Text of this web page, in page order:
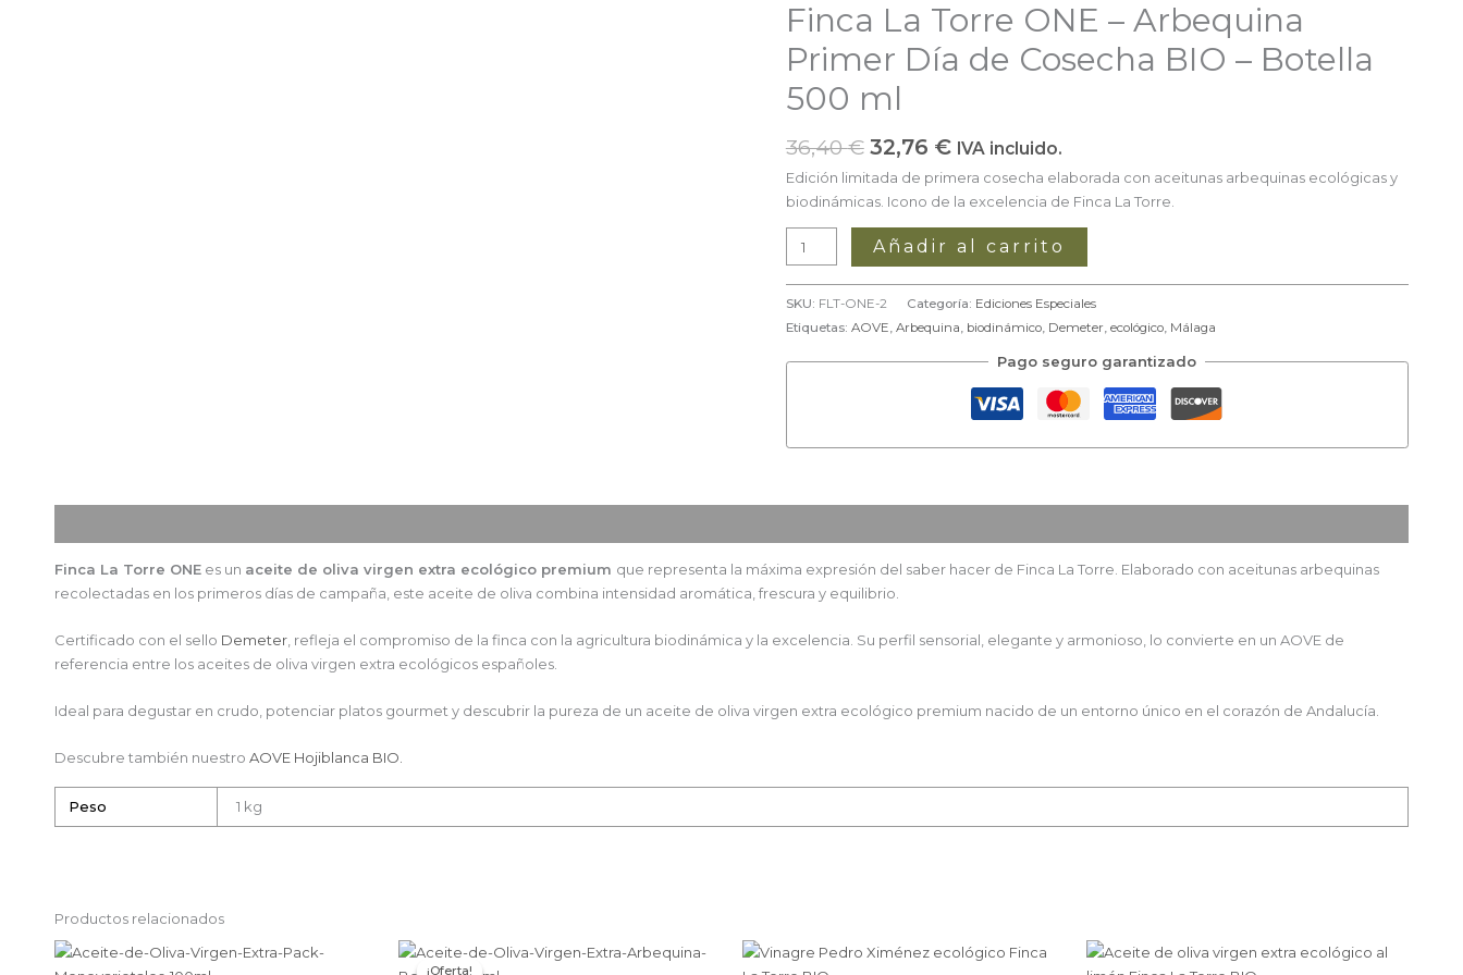
Finca La Torre ONE – Arbequina
Primer Día de Cosecha BIO – Botella
500 ml
36,40€
36,40 €.
32,76 €
32,76 €.
IVA incluido.
Edición limitada de primera cosecha elaborada con aceitunas arbequinas ecológicas y
biodinámicas. Icono de la excelencia de Finca La Torre.
–
Arbequina
Primer
Día
de
Cosecha
–
Botella
500
cantidad
Añadir al carrito
SKU: FLT-ONE-2 Categoría: Ediciones Especiales
Etiquetas: AOVE, Arbequina, biodinámico, Demeter, ecológico, Málaga
Pago seguro garantizado
Finca La Torre ONE es un aceite de oliva virgen extra ecológico premium que representa la máxima expresión del saber hacer de Finca La Torre. Elaborado con aceitunas arbequinas
recolectadas en los primeros días de campaña, este aceite de oliva combina intensidad aromática, frescura y equilibrio.
Certificado con el sello Demeter , refleja el compromiso de la finca con la agricultura biodinámica y la excelencia. Su perfil sensorial, elegante y armonioso, lo convierte en un AOVE de
referencia entre los aceites de oliva virgen extra ecológicos españoles.
Ideal para degustar en crudo, potenciar platos gourmet y descubrir la pureza de un aceite de oliva virgen extra ecológico premium nacido de un entorno único en el corazón de Andalucía.
Descubre también nuestro AOVE Hojiblanca BIO.
Peso 1 kg
Productos relacionados
¡Oferta!
¡Oferta!
Rango
de
Este